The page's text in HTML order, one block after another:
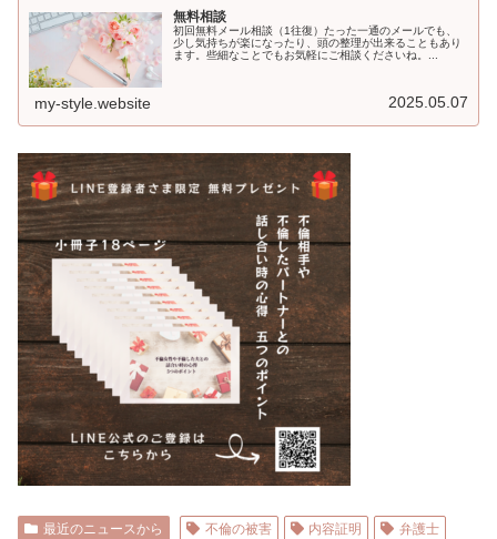
無料相談
初回無料メール相談（1往復）たった一通のメールでも、
少し気持ちが楽になったり、頭の整理が出来ることもあり
ます。些細なことでもお気軽にご相談くださいね。...
my-style.website 2025.05.07
最近のニュースから 不倫の被害 内容証明
弁護士